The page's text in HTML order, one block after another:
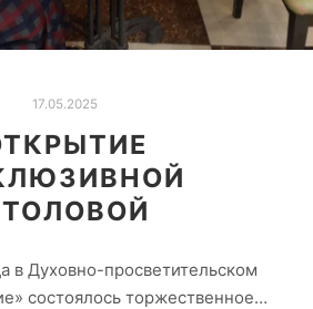
17.05.2025
в Духовно-просветительском
состоялось торжественное…